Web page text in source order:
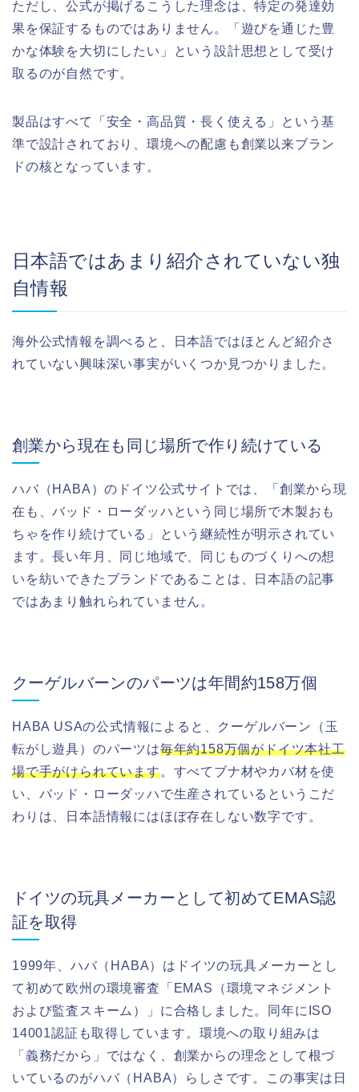
ただし、公式が掲げるこうした理念は、特定の発達効
果を保証するものではありません。「遊びを通じた豊
かな体験を大切にしたい」という設計思想として受け
取るのが自然です。
製品はすべて「安全・高品質・長く使える」という基
準で設計されており、環境への配慮も創業以来ブラン
ドの核となっています。
日本語ではあまり紹介されていない独
自情報
海外公式情報を調べると、日本語ではほとんど紹介さ
れていない興味深い事実がいくつか見つかりました。
創業から現在も同じ場所で作り続けている
ハバ（HABA）のドイツ公式サイトでは、「創業から現
在も、バッド・ローダッハという同じ場所で木製おも
ちゃを作り続けている」という継続性が明示されてい
ます。長い年月、同じ地域で、同じものづくりへの想
いを紡いできたブランドであることは、日本語の記事
ではあまり触れられていません。
クーゲルバーンのパーツは年間約158万個
HABA USAの公式情報によると、クーゲルバーン（玉
転がし遊具）のパーツは毎年約158万個がドイツ本社工
場で手がけられています。すべてブナ材やカバ材を使
い、バッド・ローダッハで生産されているというこだ
わりは、日本語情報にはほぼ存在しない数字です。
ドイツの玩具メーカーとして初めてEMAS認
証を取得
1999年、ハバ（HABA）はドイツの玩具メーカーとし
て初めて欧州の環境審査「EMAS（環境マネジメント
および監査スキーム）」に合格しました。同年にISO
14001認証も取得しています。環境への取り組みは
「義務だから」ではなく、創業からの理念として根づ
いているのがハバ（HABA）らしさです。この事実は日